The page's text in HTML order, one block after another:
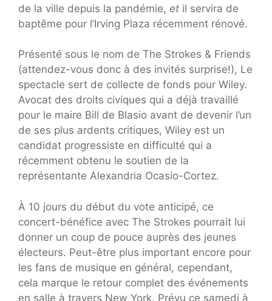
de la ville depuis la pandémie, et il servira de
baptême pour l’Irving Plaza récemment rénové.
Présenté sous le nom de The Strokes & Friends
(attendez-vous donc à des invités surprise!), Le
spectacle sert de collecte de fonds pour Wiley.
Avocat des droits civiques qui a déjà travaillé
pour le maire Bill de Blasio avant de devenir l’un
de ses plus ardents critiques, Wiley est un
candidat progressiste en difficulté qui a
récemment obtenu le soutien de la
représentante Alexandria Ocasio-Cortez.
À 10 jours du début du vote anticipé, ce
concert-bénéfice avec The Strokes pourrait lui
donner un coup de pouce auprès des jeunes
électeurs. Peut-être plus important encore pour
les fans de musique en général, cependant,
cela marque le retour complet des événements
en salle à travers New York. Prévu ce samedi à